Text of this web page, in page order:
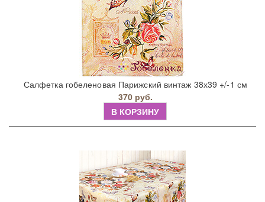
Салфетка гобеленовая Парижский винтаж 38х39 +/-1 см
370 руб.
В КОРЗИНУ